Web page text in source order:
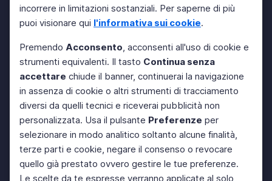
incorrere in limitazioni sostanziali. Per saperne di più
puoi visionare qui l'informativa sui cookie.
Premendo Acconsento, acconsenti all'uso di cookie e
strumenti equivalenti. Il tasto Continua senza
accettare chiude il banner, continuerai la navigazione
in assenza di cookie o altri strumenti di tracciamento
diversi da quelli tecnici e riceverai pubblicità non
personalizzata. Usa il pulsante Preferenze per
selezionare in modo analitico soltanto alcune finalità,
terze parti e cookie, negare il consenso o revocare
quello già prestato ovvero gestire le tue preferenze.
Le scelte da te espresse verranno applicate al solo